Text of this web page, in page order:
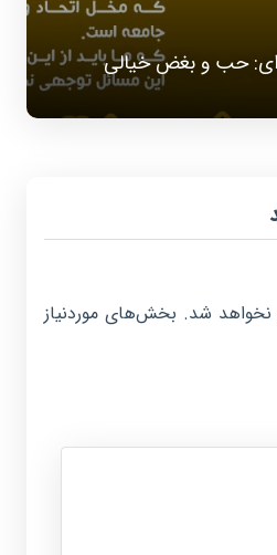
حب و بغض خیالی
نخواهد شد. بخش‌های موردنیاز